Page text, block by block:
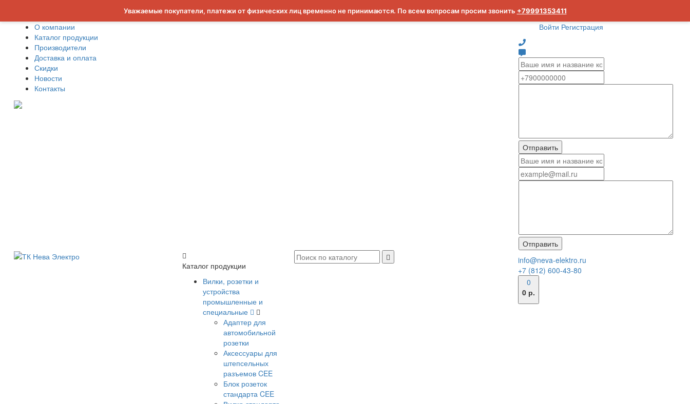
Уважаемые покупатели, платежи от физических лиц временно не принимаются. По всем вопросам просим звонить +79991353411
О компании
Каталог продукции
Производители
Доставка и оплата
Скидки
Новости
Контакты
Войти Регистрация
Каталог продукции
Вилки, розетки и
устройства
промышленные и
специальные
Адаптер для
автомобильной
розетки
Аксессуары для
штепсельных
разъемов CEE
Блок розеток
стандарта CEE
info@neva-elektro.ru
+7 (812) 600-43-80
0
0 р.